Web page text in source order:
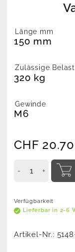
Länge mm
150 mm
Zulässige
320 kg
Gewinde
M6
CHF 20.70
Verfügbarkeit
Lieferbar in 2-6
Artikel-Nr.: